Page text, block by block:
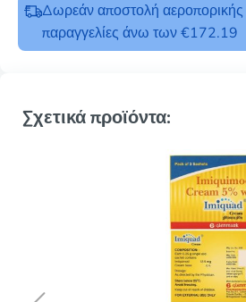
Δωρεάν αποστολή αεροπορικής
παραγγελίες άνω των €172.19
Σχετικά προϊόντα: